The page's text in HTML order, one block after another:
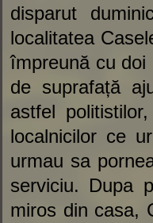
disparut
localitatea
împreună cu doi
de suprafață
astfel
localnicilor ce
urmau sa
serviciu. Dupa
miros din casa,